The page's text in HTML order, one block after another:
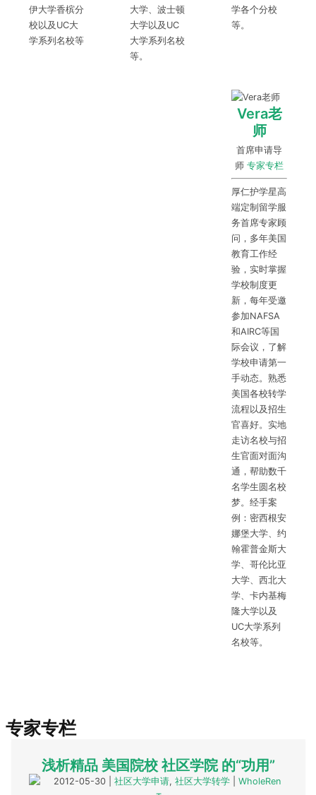
伊大学香槟分
校以及UC大
学系列名校等
大学、波士顿
大学以及UC
大学系列名校
等。
学各个分校
等。
Vera老
师
首席申请导
师专家专栏
厚仁护学星高
端定制留学服
务首席专家顾
问，多年美国
教育工作经
验，实时掌握
学校制度更
新，每年受邀
参加NAFSA
和AIRC等国
际会议，了解
学校申请第一
手动态。熟悉
美国各校转学
流程以及招生
官喜好。实地
走访名校与招
生官面对面沟
通，帮助数千
名学生圆名校
梦。经手案
例：密西根安
娜堡大学、约
翰霍普金斯大
学、哥伦比亚
大学、西北大
学、卡内基梅
隆大学以及
UC大学系列
名校等。
专家专栏
浅析精品 美国院校 社区学院 的“功用”
2012-05-30 社区大学申请, 社区大学转学
WholeRen